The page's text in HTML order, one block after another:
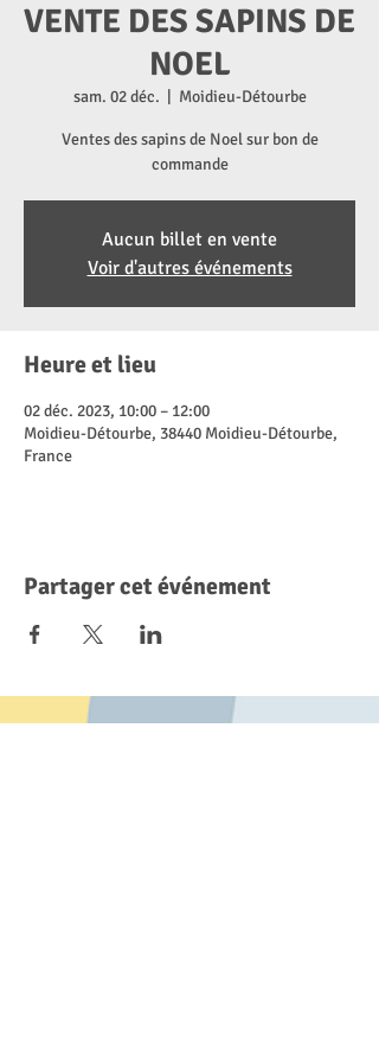
VENTE DES SAPINS DE
NOEL
sam. 02 déc. Moidieu-Détourbe
Ventes des sapins de Noel sur bon de
commande
Aucun billet en vente
Voir d'autres événements
Heure et lieu
02 déc. 2023, 10:00 – 12:00
Moidieu-Détourbe, 38440 Moidieu-Détourbe,
France
Partager cet événement